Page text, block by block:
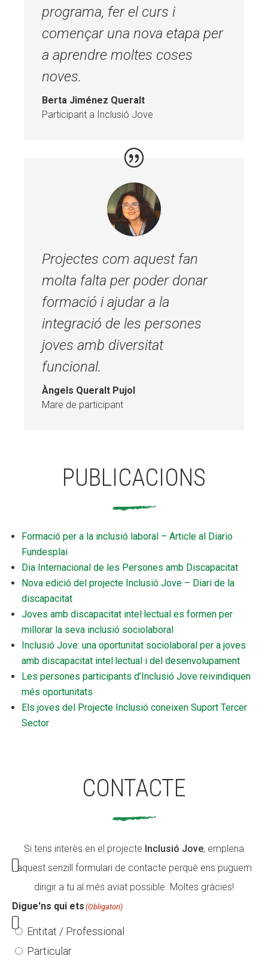
programa, fer el curs i
començar una nova etapa per
a aprendre moltes coses
noves.
Berta Jiménez Queralt
Participant a Inclusió Jove
Projectes com aquest fan
molta falta per poder donar
formació i ajudar a la
integració de les persones
joves amb diversitat
funcional.
Àngels Queralt Pujol
Mare de participant
PUBLICACIONS
Formació per a la inclusió laboral – Article al Diario
Fundesplai
Dia Internacional de les Persones amb Discapacitat
Nova edició del projecte Inclusió Jove – Diari de la
discapacitat
Joves amb discapacitat intel·lectual es formen per
millorar la seva inclusió sociolaboral
Inclusió Jove: una oportunitat sociolaboral per a joves
amb discapacitat intel·lectual i del desenvolupament
Les persones participants d’Inclusió Jove reivindiquen
més oportunitats
Els joves del Projecte Inclusió coneixen Suport Tercer
Sector
CONTACTE
Si tens interès en el projecte Inclusió Jove, emplena
aquest senzill formulari de contacte perquè ens puguem
dirigir a tu al més aviat possible. Moltes gràcies!
Digue'ns qui ets (Obligatori)
Entitat / Professional
Particular